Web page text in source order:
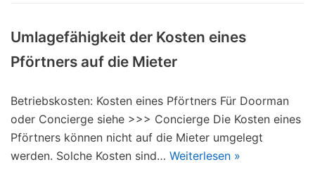
Umlagefähigkeit der Kosten eines
Pförtners auf die Mieter
Betriebskosten: Kosten eines Pförtners Für Doorman
oder Concierge siehe >>> Concierge Die Kosten eines
Pförtners können nicht auf die Mieter umgelegt
werden. Solche Kosten sind… Weiterlesen »